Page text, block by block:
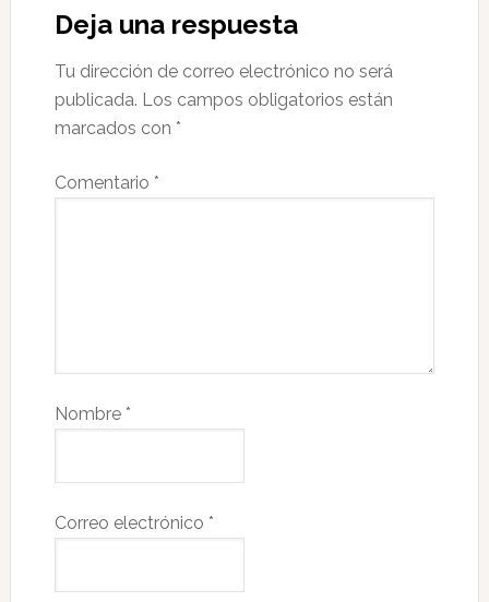
Deja una respuesta
Tu dirección de correo electrónico no será
publicada. Los campos obligatorios están
marcados con *
Comentario *
Nombre *
Correo electrónico *